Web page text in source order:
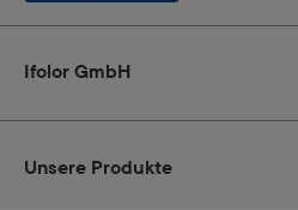
Ifolor GmbH
Unsere Produkte